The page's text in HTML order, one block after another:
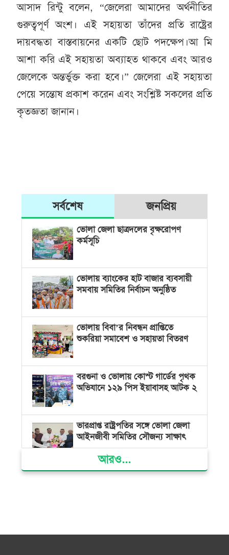
আসাদ রিন্টু বলেন, “জেলেরা আমাদের অর্থনীতির
গুরুত্বপূর্ণ অংশ। এই সহায়তা তাঁদের প্রতি রাষ্ট্রের
দায়বদ্ধতা বাস্তবায়নের একটি ছোট পদক্ষেপ।আ মি
আশা করি এই সহায়তা অব্যাহত থাকবে এবং আরও
জেলেকে অন্তর্ভুক্ত করা হবে।” জেলেরা এই সহায়তা
পেয়ে সন্তোষ প্রকাশ করেন এবং সংশ্লিষ্ট সকলের প্রতি
কৃতজ্ঞতা জানান।
সর্বশেষ জনপ্রিয়
ভোলা জেলা ছাত্রদলের বৃক্ষরোপণ
কর্মসূচি
ভোলায় ব্যাংকের হাট বাজার ব্যবসায়ী
সমবায় সমিতির নির্বাচন অনুষ্ঠিত
ভোলায় বিবা’র নিবন্ধন প্রাপ্তিতে
শুকরিয়া সমাবেশ ও সহায়তা বিতরণ
বরগুনা ও ভোলায় কোস্ট গার্ডের পৃথক
অভিযানে ১২৯ পিস ইয়াবাসহ আটক ২
ভারপ্রাপ্ত রাষ্ট্রপতির সঙ্গে ভোলা জেলা
আইনজীবী সমিতির সৌজন্য সাক্ষাৎ
দৌলতখানে জমি বিরোধে পরিবারকে
বিষ দিয়ে মাছ ধরায় ৩ জেলে আটক
আরও...